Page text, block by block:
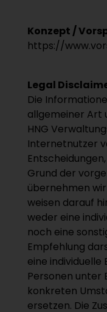
Konzept /
https://
Legal
Die
allgemeiner Art
HNG
Internetnutzer
Grund der
übernehmen
weisen darauf
weder eine
noch eine
Empfehlung
eine
Personen unter
konkreten
ersetzen. Die